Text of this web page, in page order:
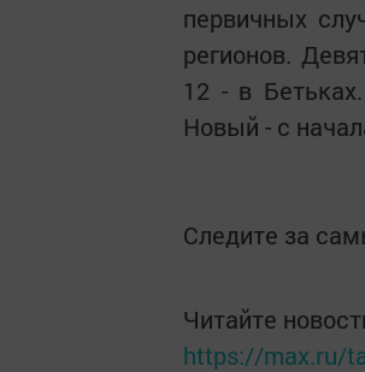
первичных
регионов.
12 - в
Новый - с
Следите за
Читайте
https://max.ru/